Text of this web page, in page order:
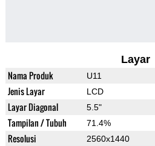
Layar
Nama Produk U11
Jenis Layar LCD
Layar Diagonal 5.5"
Tampilan / Tubuh 71.4%
Resolusi 2560x1440